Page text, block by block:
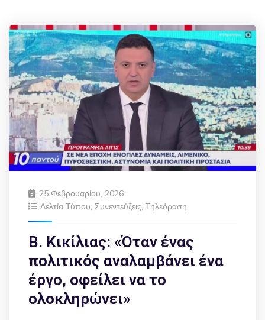
25 Φεβρουαρίου, 2026
Δελτία Τύπου, Συνεντεύξεις, Τηλεόραση
Β. Κικίλιας: «Όταν ένας
πολιτικός αναλαμβάνει ένα
έργο, οφείλει να το
ολοκληρώνει»